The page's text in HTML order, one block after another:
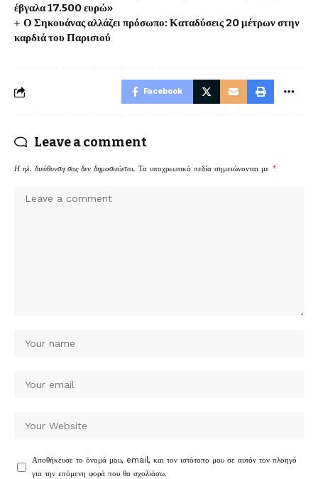
έβγαλα 17.500 ευρώ»
Ο Σηκουάνας αλλάζει πρόσωπο: Καταδύσεις 20 μέτρων στην
καρδιά του Παρισιού
Facebook
Leave a comment
Η ηλ. διεύθυνση σας δεν δημοσιεύεται. Τα υποχρεωτικά πεδία σημειώνονται με *
Αποθήκευσε το όνομά μου, email, και τον ιστότοπο μου σε αυτόν τον πλοηγό
για την επόμενη φορά που θα σχολιάσω.